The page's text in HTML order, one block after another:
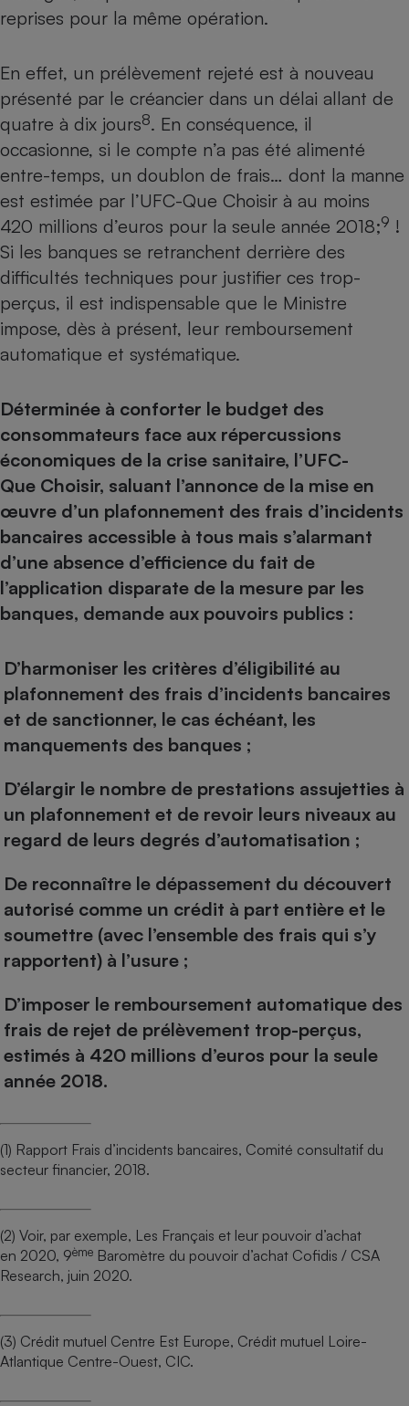
reprises pour la même opération.
En effet, un prélèvement rejeté est à nouveau
présenté par le créancier dans un délai allant de
quatre à dix jours8. En conséquence, il
occasionne, si le compte n’a pas été alimenté
entre-temps, un doublon de frais… dont la manne
est estimée par l’UFC-Que Choisir à au moins
420 millions d’euros pour la seule année 2018;9 !
Si les banques se retranchent derrière des
difficultés techniques pour justifier ces trop-
perçus, il est indispensable que le Ministre
impose, dès à présent, leur remboursement
automatique et systématique.
Déterminée à conforter le budget des
consommateurs face aux répercussions
économiques de la crise sanitaire, l’UFC-
Que Choisir, saluant l’annonce de la mise en
œuvre d’un plafonnement des frais d’incidents
bancaires accessible à tous mais s’alarmant
d’une absence d’efficience du fait de
l’application disparate de la mesure par les
banques, demande aux pouvoirs publics :
D’harmoniser les critères d’éligibilité au
plafonnement des frais d’incidents bancaires
et de sanctionner, le cas échéant, les
manquements des banques ;
D’élargir le nombre de prestations assujetties à
un plafonnement et de revoir leurs niveaux au
regard de leurs degrés d’automatisation ;
De reconnaître le dépassement du découvert
autorisé comme un crédit à part entière et le
soumettre (avec l’ensemble des frais qui s’y
rapportent) à l’usure ;
D’imposer le remboursement automatique des
frais de rejet de prélèvement trop-perçus,
estimés à 420 millions d’euros pour la seule
année 2018.
(1) Rapport Frais d’incidents bancaires, Comité consultatif du
secteur financier, 2018.
(2) Voir, par exemple, Les Français et leur pouvoir d’achat
en 2020, 9ème Baromètre du pouvoir d’achat Cofidis / CSA
Research, juin 2020.
(3) Crédit mutuel Centre Est Europe, Crédit mutuel Loire-
Atlantique Centre-Ouest, CIC.